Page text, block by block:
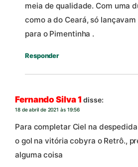
meia de qualidade. Com uma
como a do Ceará, só
para o Pimentinha .
Responder
Fernando Silva 1 disse:
18 de abril de 2021 às 19:56
Para completar Ciel na
o gol na vitória cobyra o Retrô.,
alguma coisa